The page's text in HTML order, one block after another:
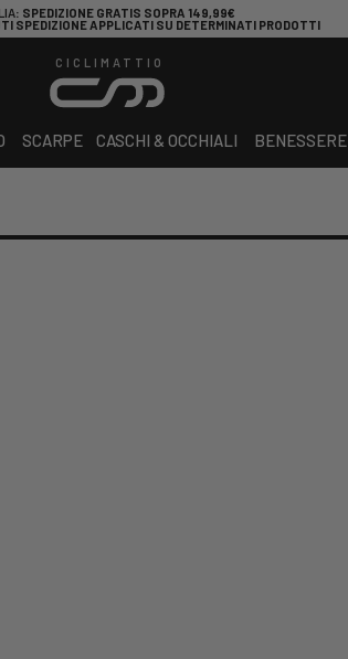
: SPEDIZIONE GRATIS SOPRA 149,99€
SPEDIZIONE APPLICATI SU DETERMINATI PRODOTTI
CICLIMATTIO
SCARPE CASCHI & OCCHIALI BENESSERE